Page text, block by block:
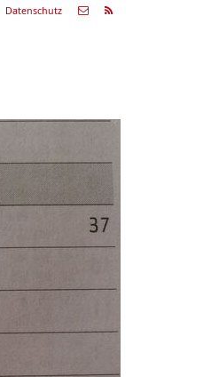
Datenschutz